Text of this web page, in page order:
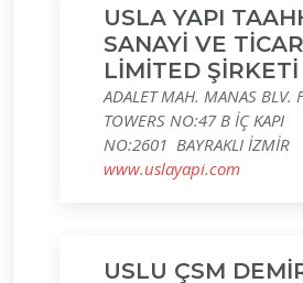
USLA YAPI
SANAYİ VE
LİMİTED ŞİRKETİ
ADALET MAH. MANAS BLV.
TOWERS NO:47 B İÇ KAPI
NO:2601 BAYRAKLI İZMİR
www.uslayapi.com
USLU ÇSM